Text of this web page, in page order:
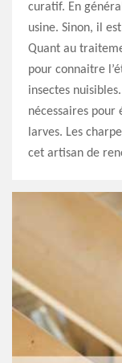
curatif. En
usine. Sinon, il
Quant au
pour connaitre
insectes
nécessaires pour
larves. Les
cet artisan de